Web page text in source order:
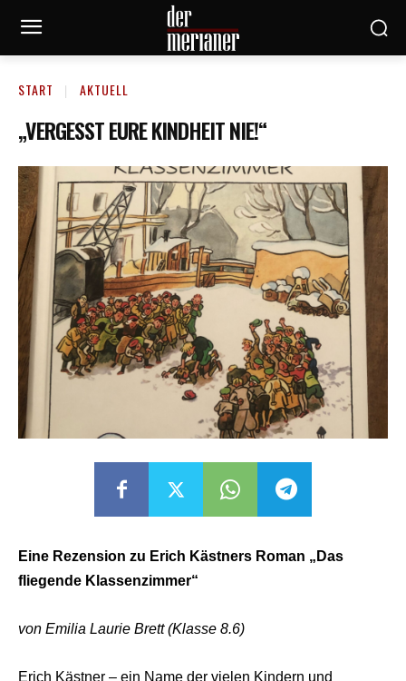
START AKTUELL
„VERGESST EURE KINDHEIT NIE!“
Eine Rezension zu Erich Kästners Roman „Das
fliegende Klassenzimmer“
von Emilia Laurie Brett (Klasse 8.6)
Erich Kästner – ein Name der vielen Kindern und